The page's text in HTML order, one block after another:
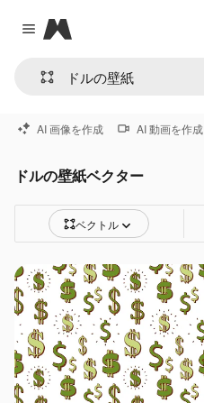
Close menu
Magnific
AI 画像を作成 AI 動画を作成
ドルの壁紙ベクター
ベクトル